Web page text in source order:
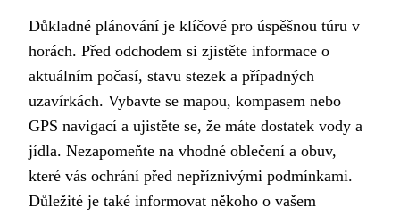
Důkladné plánování je klíčové pro úspěšnou túru v
horách. Před odchodem si zjistěte informace o
aktuálním počasí, stavu stezek a případných
uzavírkách. Vybavte se mapou, kompasem nebo
GPS navigací a ujistěte se, že máte dostatek vody a
jídla. Nezapomeňte na vhodné oblečení a obuv,
které vás ochrání před nepříznivými podmínkami.
Důležité je také informovat někoho o vašem